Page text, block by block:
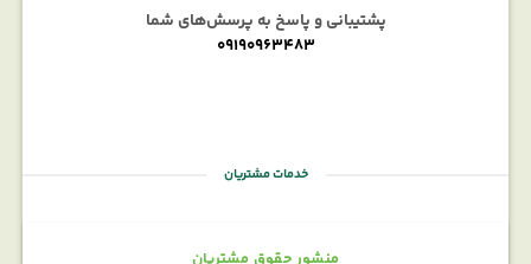
پشتیبانی و پاسخ به پرسش‌های شما
09190963483
خدمات مشتریان